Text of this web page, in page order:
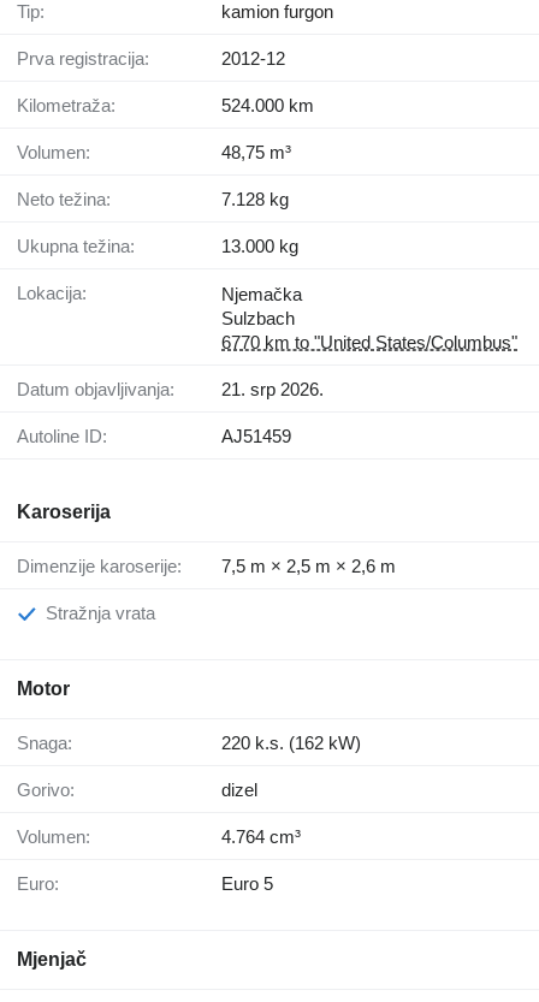
Tip: kamion furgon
Prva registracija: 2012-12
Kilometraža: 524.000 km
Volumen: 48,75 m³
Neto težina: 7.128 kg
Ukupna težina: 13.000 kg
Lokacija:
Njemačka
Sulzbach
6770 km to "United States/Columbus"
Datum objavljivanja: 21. srp 2026.
Autoline ID: AJ51459
Karoserija
Dimenzije karoserije: 7,5 m × 2,5 m × 2,6 m
Stražnja vrata
Motor
Snaga: 220 k.s. (162 kW)
Gorivo: dizel
Volumen: 4.764 cm³
Euro: Euro 5
Mjenjač